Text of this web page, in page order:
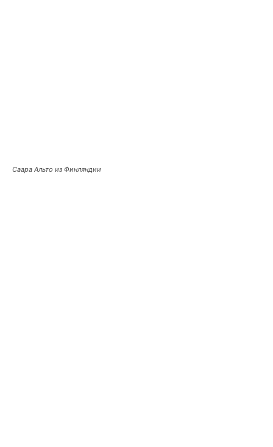
Саара Альто из Финляндии